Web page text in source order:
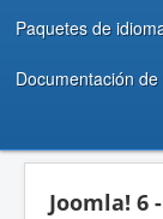
Paquetes de
Documentación de
Joomla! 6